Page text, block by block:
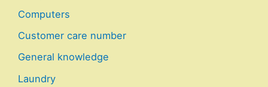
Computers
Customer care number
General knowledge
Laundry